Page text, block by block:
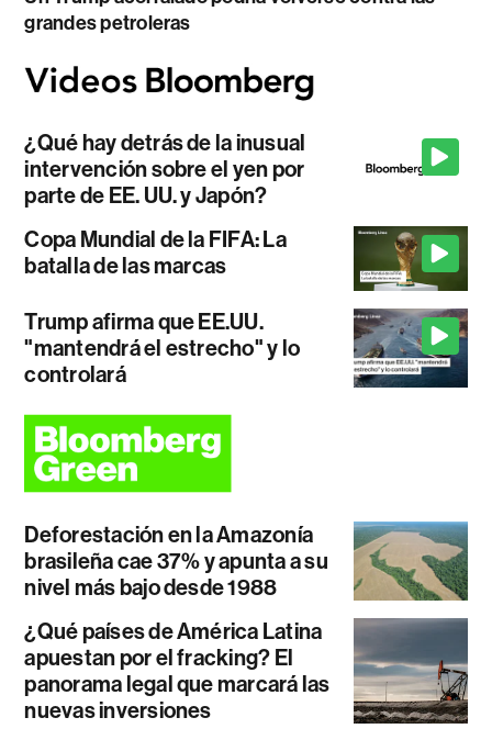
grandes petroleras
¿Qué hay detrás de la inusual
intervención sobre el yen por
parte de EE. UU. y Japón?
Copa Mundial de la FIFA: La
batalla de las marcas
Trump afirma que EE.UU.
"mantendrá el estrecho" y lo
controlará
Deforestación en la Amazonía
brasileña cae 37% y apunta a su
nivel más bajo desde 1988
¿Qué países de América Latina
apuestan por el fracking? El
panorama legal que marcará las
nuevas inversiones